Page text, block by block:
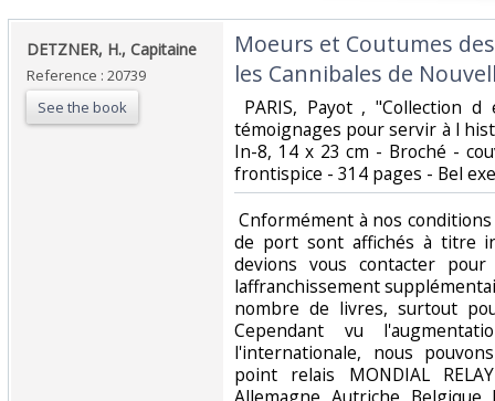
‎DETZNER, H., Capitaine ‎
Reference : 20739
See the book
‎Moeurs et Coutumes
les Cannibales de
PARIS, Payot , "Collection
témoignages pour servir à l
In-8, 14 x 23 cm - Broché -
frontispice - 314 pages - Bel
Cnformément à nos
de port sont affichés à titre
devions vous contacter
laffranchissement
nombre de livres, surtout
Cependant vu
l'internationale, nous
point relais MONDIAL